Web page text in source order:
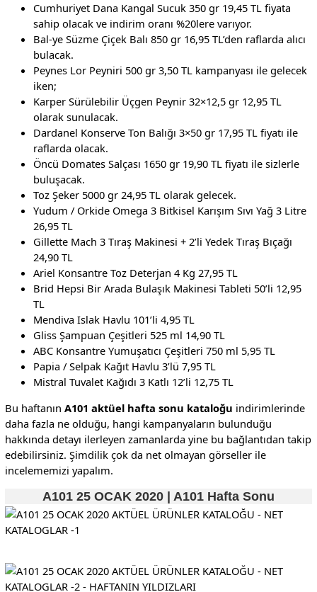
Cumhuriyet Dana Kangal Sucuk 350 gr 19,45 TL fiyata
sahip olacak ve indirim oranı %20lere varıyor.
Bal-ye Süzme Çiçek Balı 850 gr 16,95 TL’den raflarda alıcı
bulacak.
Peynes Lor Peyniri 500 gr 3,50 TL kampanyası ile gelecek
iken;
Karper Sürülebilir Üçgen Peynir 32×12,5 gr 12,95 TL
olarak sunulacak.
Dardanel Konserve Ton Balığı 3×50 gr 17,95 TL fiyatı ile
raflarda olacak.
Öncü Domates Salçası 1650 gr 19,90 TL fiyatı ile sizlerle
buluşacak.
Toz Şeker 5000 gr 24,95 TL olarak gelecek.
Yudum / Orkide Omega 3 Bitkisel Karışım Sıvı Yağ 3 Litre
26,95 TL
Gillette Mach 3 Tıraş Makinesi + 2’li Yedek Tıraş Bıçağı
24,90 TL
Ariel Konsantre Toz Deterjan 4 Kg 27,95 TL
Brid Hepsi Bir Arada Bulaşık Makinesi Tableti 50’li 12,95
TL
Mendiva Islak Havlu 101’li 4,95 TL
Gliss Şampuan Çeşitleri 525 ml 14,90 TL
ABC Konsantre Yumuşatıcı Çeşitleri 750 ml 5,95 TL
Papia / Selpak Kağıt Havlu 3’lü 7,95 TL
Mistral Tuvalet Kağıdı 3 Katlı 12’li 12,75 TL
Bu haftanın A101 aktüel hafta sonu kataloğu indirimlerinde
daha fazla ne olduğu, hangi kampanyaların bulunduğu
hakkında detayı ilerleyen zamanlarda yine bu bağlantıdan takip
edebilirsiniz. Şimdilik çok da net olmayan görseller ile
incelememizi yapalım.
A101 25 OCAK 2020 | A101 Hafta Sonu